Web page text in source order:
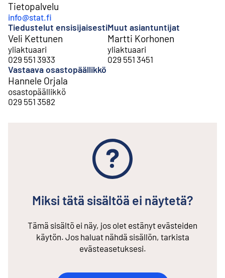
Tietopalvelu
info@stat.fi
Tiedustelut ensisijaisesti
Veli Kettunen
yliaktuaari
029 551 3933
Muut asiantuntijat
Martti Korhonen
yliaktuaari
029 551 3451
Vastaava osastopäällikkö
Hannele Orjala
osastopäällikkö
029 551 3582
Miksi tätä sisältöä ei näytetä?
Tämä sisältö ei näy, jos olet estänyt evästeiden
käytön. Jos haluat nähdä sisällön, tarkista
evästeasetuksesi.